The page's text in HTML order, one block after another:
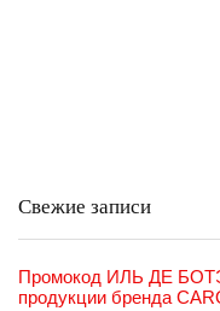
Свежие записи
Промокод ИЛЬ ДЕ
продукции бренда